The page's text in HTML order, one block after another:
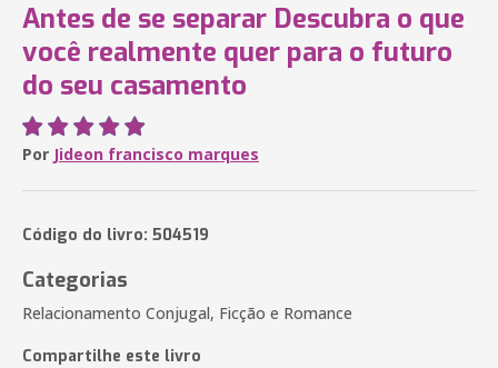
Antes de se separar Descubra o que
você realmente quer para o futuro
do seu casamento
Por Jideon francisco marques
Código do livro: 504519
Categorias
Relacionamento Conjugal, Ficção e Romance
Compartilhe este livro